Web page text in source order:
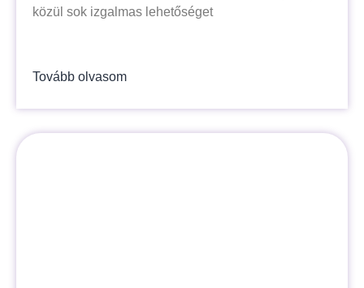
közül sok izgalmas lehetőséget
Tovább olvasom